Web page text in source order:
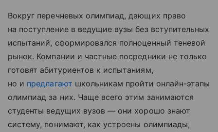
Вокруг перечневых олимпиад, дающих право
на поступление в ведущие вузы без вступительных
испытаний, сформировался полноценный теневой
рынок. Компании и частные посредники не только
готовят абитуриентов к испытаниям,
но и предлагают школьникам пройти онлайн-этапы
олимпиад за них. Чаще всего этим занимаются
студенты ведущих вузов — они хорошо знают
систему, понимают, как устроены олимпиады,